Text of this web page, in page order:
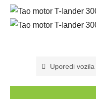
Uporedi vozila